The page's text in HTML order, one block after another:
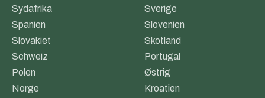
Sydafrika
Sverige
Spanien
Slovenien
Slovakiet
Skotland
Schweiz
Portugal
Polen
Østrig
Norge
Kroatien